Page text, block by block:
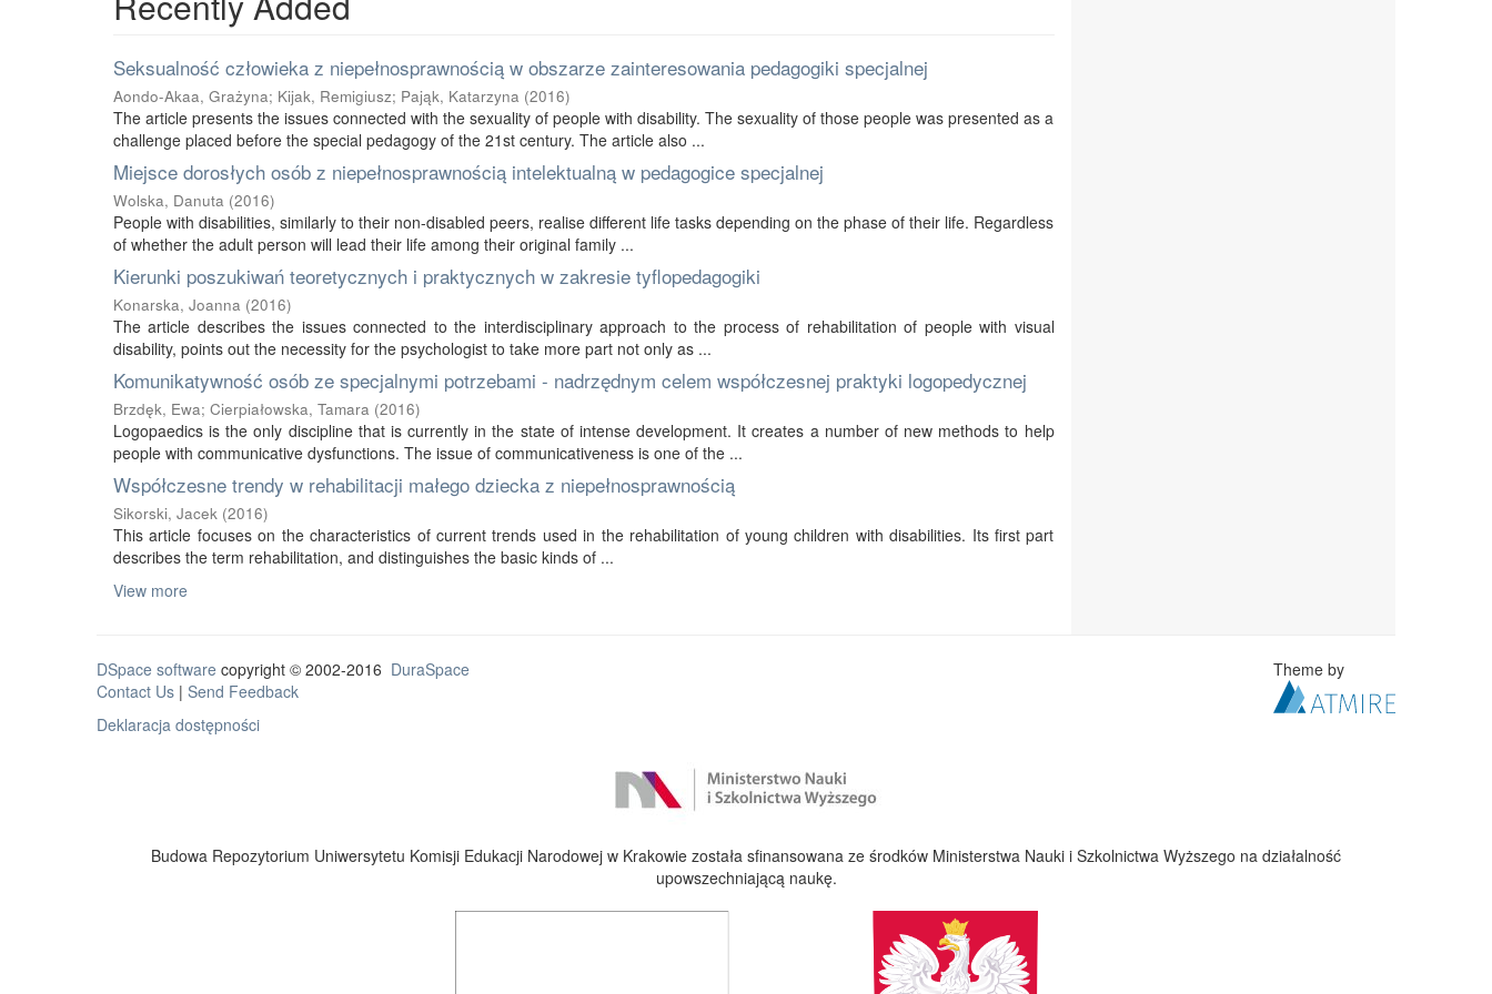
Seksualność człowieka z niepełnosprawnością w obszarze zainteresowania pedagogiki specjalnej
Aondo-Akaa, Grażyna; Kijak, Remigiusz; Pająk, Katarzyna (2016)
The article presents the issues connected with the sexuality of people with disability. The sexuality of those people was presented as a
challenge placed before the special pedagogy of the 21st century. The article also ...
Miejsce dorosłych osób z niepełnosprawnością intelektualną w pedagogice specjalnej
Wolska, Danuta (2016)
People with disabilities, similarly to their non-disabled peers, realise different life tasks depending on the phase of their life. Regardless
of whether the adult person will lead their life among their original family ...
Kierunki poszukiwań teoretycznych i praktycznych w zakresie tyflopedagogiki
Konarska, Joanna (2016)
The article describes the issues connected to the interdisciplinary approach to the process of rehabilitation of people with visual
disability, points out the necessity for the psychologist to take more part not only as ...
Komunikatywność osób ze specjalnymi potrzebami - nadrzędnym celem współczesnej praktyki logopedycznej
Brzdęk, Ewa; Cierpiałowska, Tamara (2016)
Logopaedics is the only discipline that is currently in the state of intense development. It creates a number of new methods to help
people with communicative dysfunctions. The issue of communicativeness is one of the ...
Współczesne trendy w rehabilitacji małego dziecka z niepełnosprawnością
Sikorski, Jacek (2016)
This article focuses on the characteristics of current trends used in the rehabilitation of young children with disabilities. Its first part
describes the term rehabilitation, and distinguishes the basic kinds of ...
View more
DSpace software copyright © 2002-2016 DuraSpace
Contact Us | Send Feedback
Deklaracja dostępności
Theme by
Budowa Repozytorium Uniwersytetu Komisji Edukacji Narodowej w Krakowie została sfinansowana ze środków Ministerstwa Nauki i Szkolnictwa Wyższego na działalność
upowszechniającą naukę.